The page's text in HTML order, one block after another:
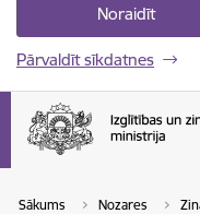
Noraidīt
Pārvaldīt sīkdatnes
Sākums Nozares